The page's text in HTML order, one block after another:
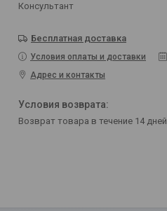
Консультант
Бесплатная доставка
Условия оплаты и доставки
Адрес и контакты
возврат товара в течение 14 дней